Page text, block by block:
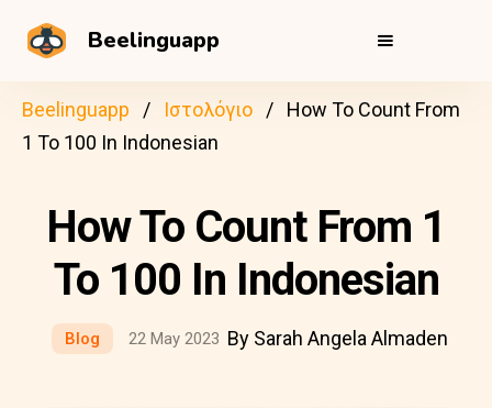
Beelinguapp
Beelinguapp Ιστολόγιο
How To Count From
1 To 100 In Indonesian
How To Count From 1
To 100 In Indonesian
Blog 22 May 2023 By Sarah Angela Almaden